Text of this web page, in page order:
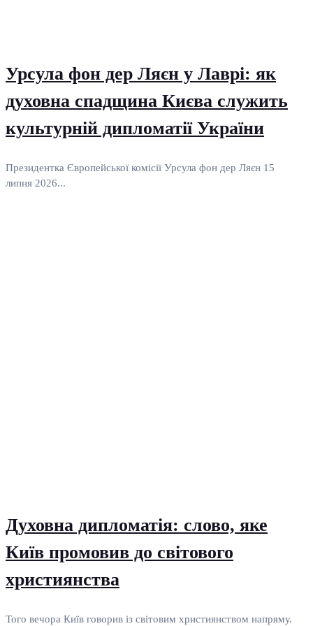
Урсула фон дер Ляєн у Лаврі: як
духовна спадщина Києва служить
культурній дипломатії України
Президентка Європейської комісії Урсула фон дер Ляєн 15
липня 2026...
Духовна дипломатія: слово, яке
Київ промовив до світового
християнства
Того вечора Київ говорив із світовим християнством напряму.